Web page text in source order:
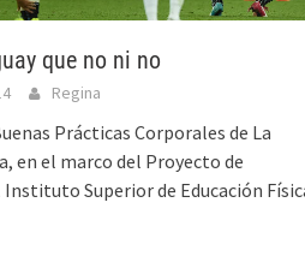
que no ni no
Regina
Prácticas Corporales de La
en el marco del Proyecto de
Superior de Educación